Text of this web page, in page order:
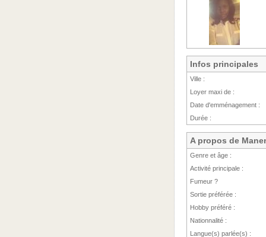
Infos principales
Ville :
Loyer maxi de :
Date d'emménagement :
Durée :
A propos de
Genre et âge :
Activité principale :
Fumeur ?
Sortie préférée :
Hobby préféré :
Nationnalité :
Langue(s) parlée(s) :